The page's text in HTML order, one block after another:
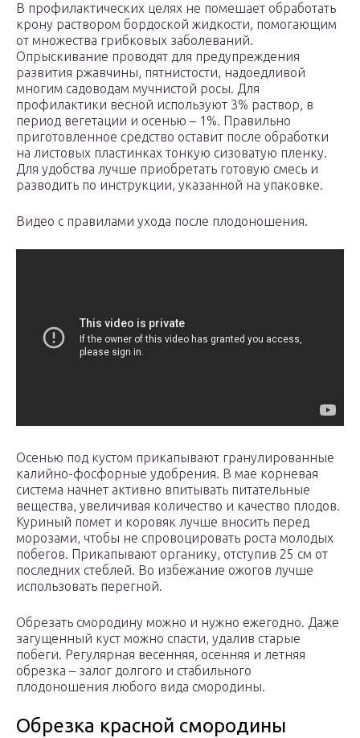
В профилактических целях не помешает обработать
крону раствором бордоской жидкости, помогающим
от множества грибковых заболеваний.
Опрыскивание проводят для предупреждения
развития ржавчины, пятнистости, надоедливой
многим садоводам мучнистой росы. Для
профилактики весной используют 3% раствор, в
период вегетации и осенью – 1%. Правильно
приготовленное средство оставит после обработки
на листовых пластинках тонкую сизоватую пленку.
Для удобства лучше приобретать готовую смесь и
разводить по инструкции, указанной на упаковке.
Видео с правилами ухода после плодоношения.
Осенью под кустом прикапывают гранулированные
калийно-фосфорные удобрения. В мае корневая
система начнет активно впитывать питательные
вещества, увеличивая количество и качество плодов.
Куриный помет и коровяк лучше вносить перед
морозами, чтобы не спровоцировать роста молодых
побегов. Прикапывают органику, отступив 25 см от
последних стеблей. Во избежание ожогов лучше
использовать перегной.
Обрезать смородину можно и нужно ежегодно. Даже
загущенный куст можно спасти, удалив старые
побеги. Регулярная весенняя, осенняя и летняя
обрезка – залог долгого и стабильного
плодоношения любого вида смородины.
Обрезка красной смородины